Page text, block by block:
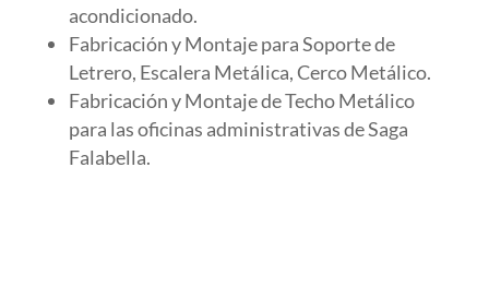
acondicionado.
Fabricación y Montaje para Soporte de
Letrero, Escalera Metálica, Cerco Metálico.
Fabricación y Montaje de Techo Metálico
para las oficinas administrativas de Saga
Falabella.